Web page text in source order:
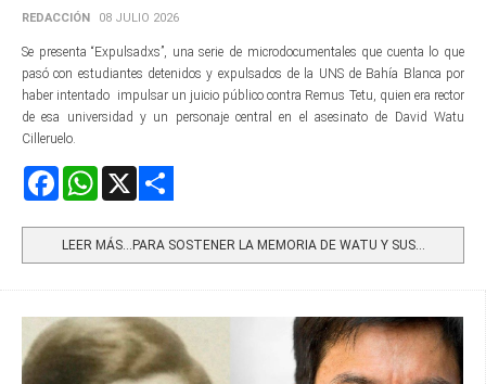
REDACCIÓN 08 JULIO 2026
Se presenta “Expulsadxs”, una serie de microdocumentales que cuenta lo que
pasó con estudiantes detenidos y expulsados de la UNS de Bahía Blanca por
haber intentado impulsar un juicio público contra Remus Tetu, quien era rector
de esa universidad y un personaje central en el asesinato de David Watu
Cilleruelo.
FacebookWhatsApp
LEER MÁS…PARA SOSTENER LA MEMORIA DE WATU Y SUS...